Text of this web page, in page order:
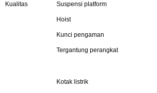
Kualitas Suspensi platform
Hoist
Kunci pengaman
Tergantung perangkat
Kotak listrik